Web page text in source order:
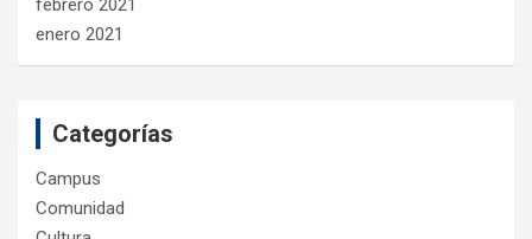
febrero 2021
enero 2021
Categorías
Campus
Comunidad